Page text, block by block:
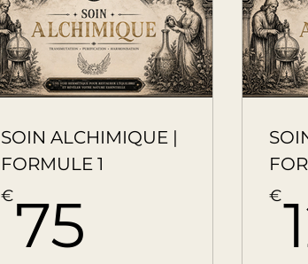
SOIN ALCHIMIQUE |
FORMULE 1
€75 €